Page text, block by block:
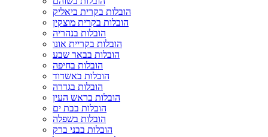
הובלות בקרית ביאליק
הובלות בקרית מוצקין
הובלות בנהריה
הובלות בקריית אונו
הובלות בבאר שבע
הובלות בחיפה
הובלות באשדוד
הובלות בגדרה
הובלות בראש העין
הובלות בבת ים
הובלות בשפלה
הובלות בבני ברק